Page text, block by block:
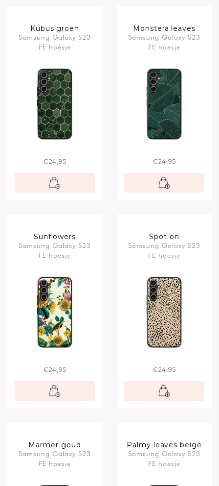
Kubus groen
Samsung Galaxy S23
FE hoesje
€24,95
Monstera leaves
Samsung Galaxy S23
FE hoesje
€24,95
Sunflowers
Samsung Galaxy S23
FE hoesje
€24,95
Spot on
Samsung Galaxy S23
FE hoesje
€24,95
Marmer goud
Samsung Galaxy S23
FE hoesje
Palmy leaves beige
Samsung Galaxy S23
FE hoesje